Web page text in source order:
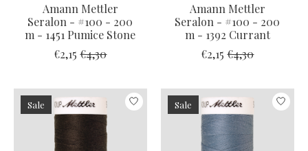
Amann Mettler
Seralon - #100 - 200
m - 1451 Pumice Stone
€2,15 €4,30
Amann Mettler
Seralon - #100 - 200
m - 1392 Currant
€2,15 €4,30
Sale Sale